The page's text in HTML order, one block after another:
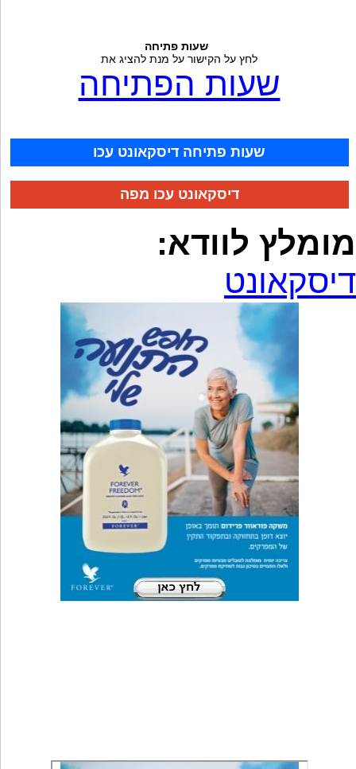
שעות פתיחה
לחץ על הקישור על מנת להציג את
שעות הפתיחה
שעות פתיחה דיסקאונט עכו
דיסקאונט עכו מפה
מומלץ לוודא:
דיסקאונט